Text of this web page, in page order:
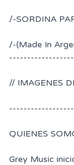
/-SORDINA
/-(Made In
// IMAGENES
QUIENES
Grey Music